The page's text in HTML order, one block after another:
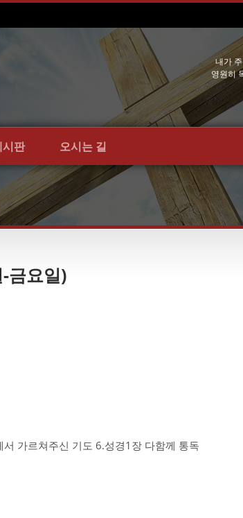
내가
영원히
시판 오시는 길
금요일)
가르쳐주신 기도 6.성경1장 다함께 통독